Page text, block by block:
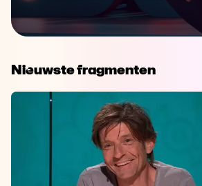
Nieuwste fragmenten